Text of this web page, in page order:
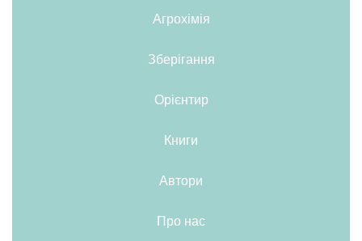
Агрохімія
Зберігання
Орієнтир
Книги
Автори
Про нас